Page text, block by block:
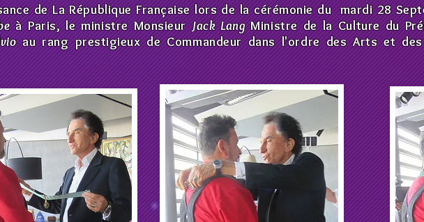
de La République Française lors de la cérémonie du mardi 28
à Paris, le ministre MonsieurJack LangMinistre de la Culture du
au rang prestigieux de Commandeur dans l'ordre des Arts et